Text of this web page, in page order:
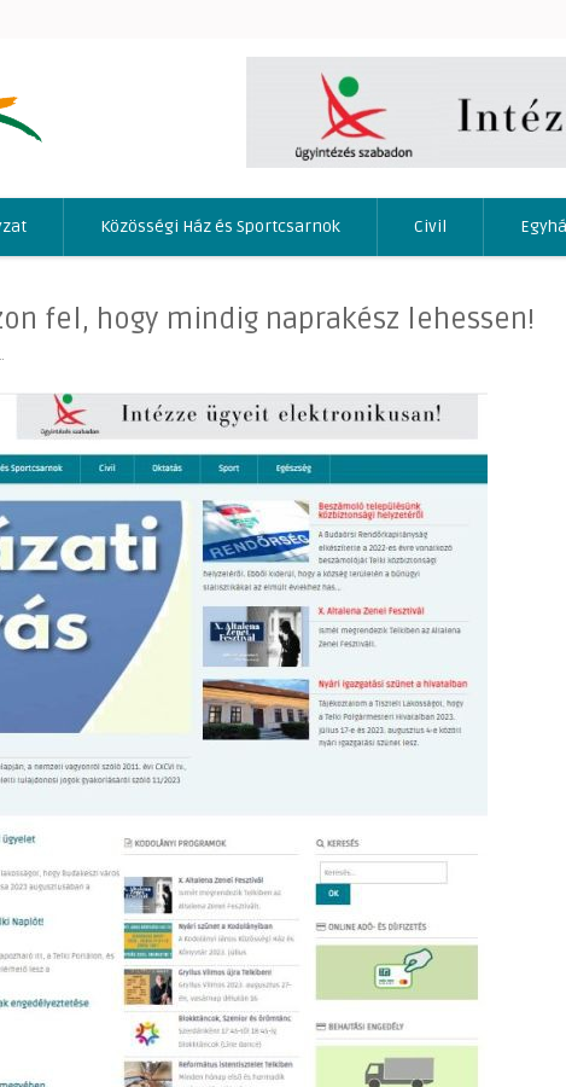
Közösségi Ház és Sportcsarnok Civil
fel, hogy mindig naprakész lehessen!